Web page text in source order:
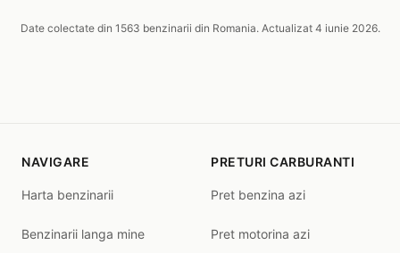
Date colectate din 1563 benzinarii din Romania. Actualizat 4 iunie 2026.
NAVIGARE
Harta benzinarii
Benzinarii langa mine
PRETURI CARBURANTI
Pret benzina azi
Pret motorina azi